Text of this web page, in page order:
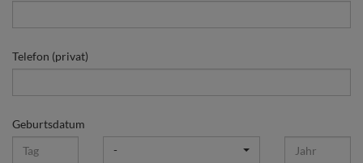
Telefon (privat)
Geburtsdatum
-